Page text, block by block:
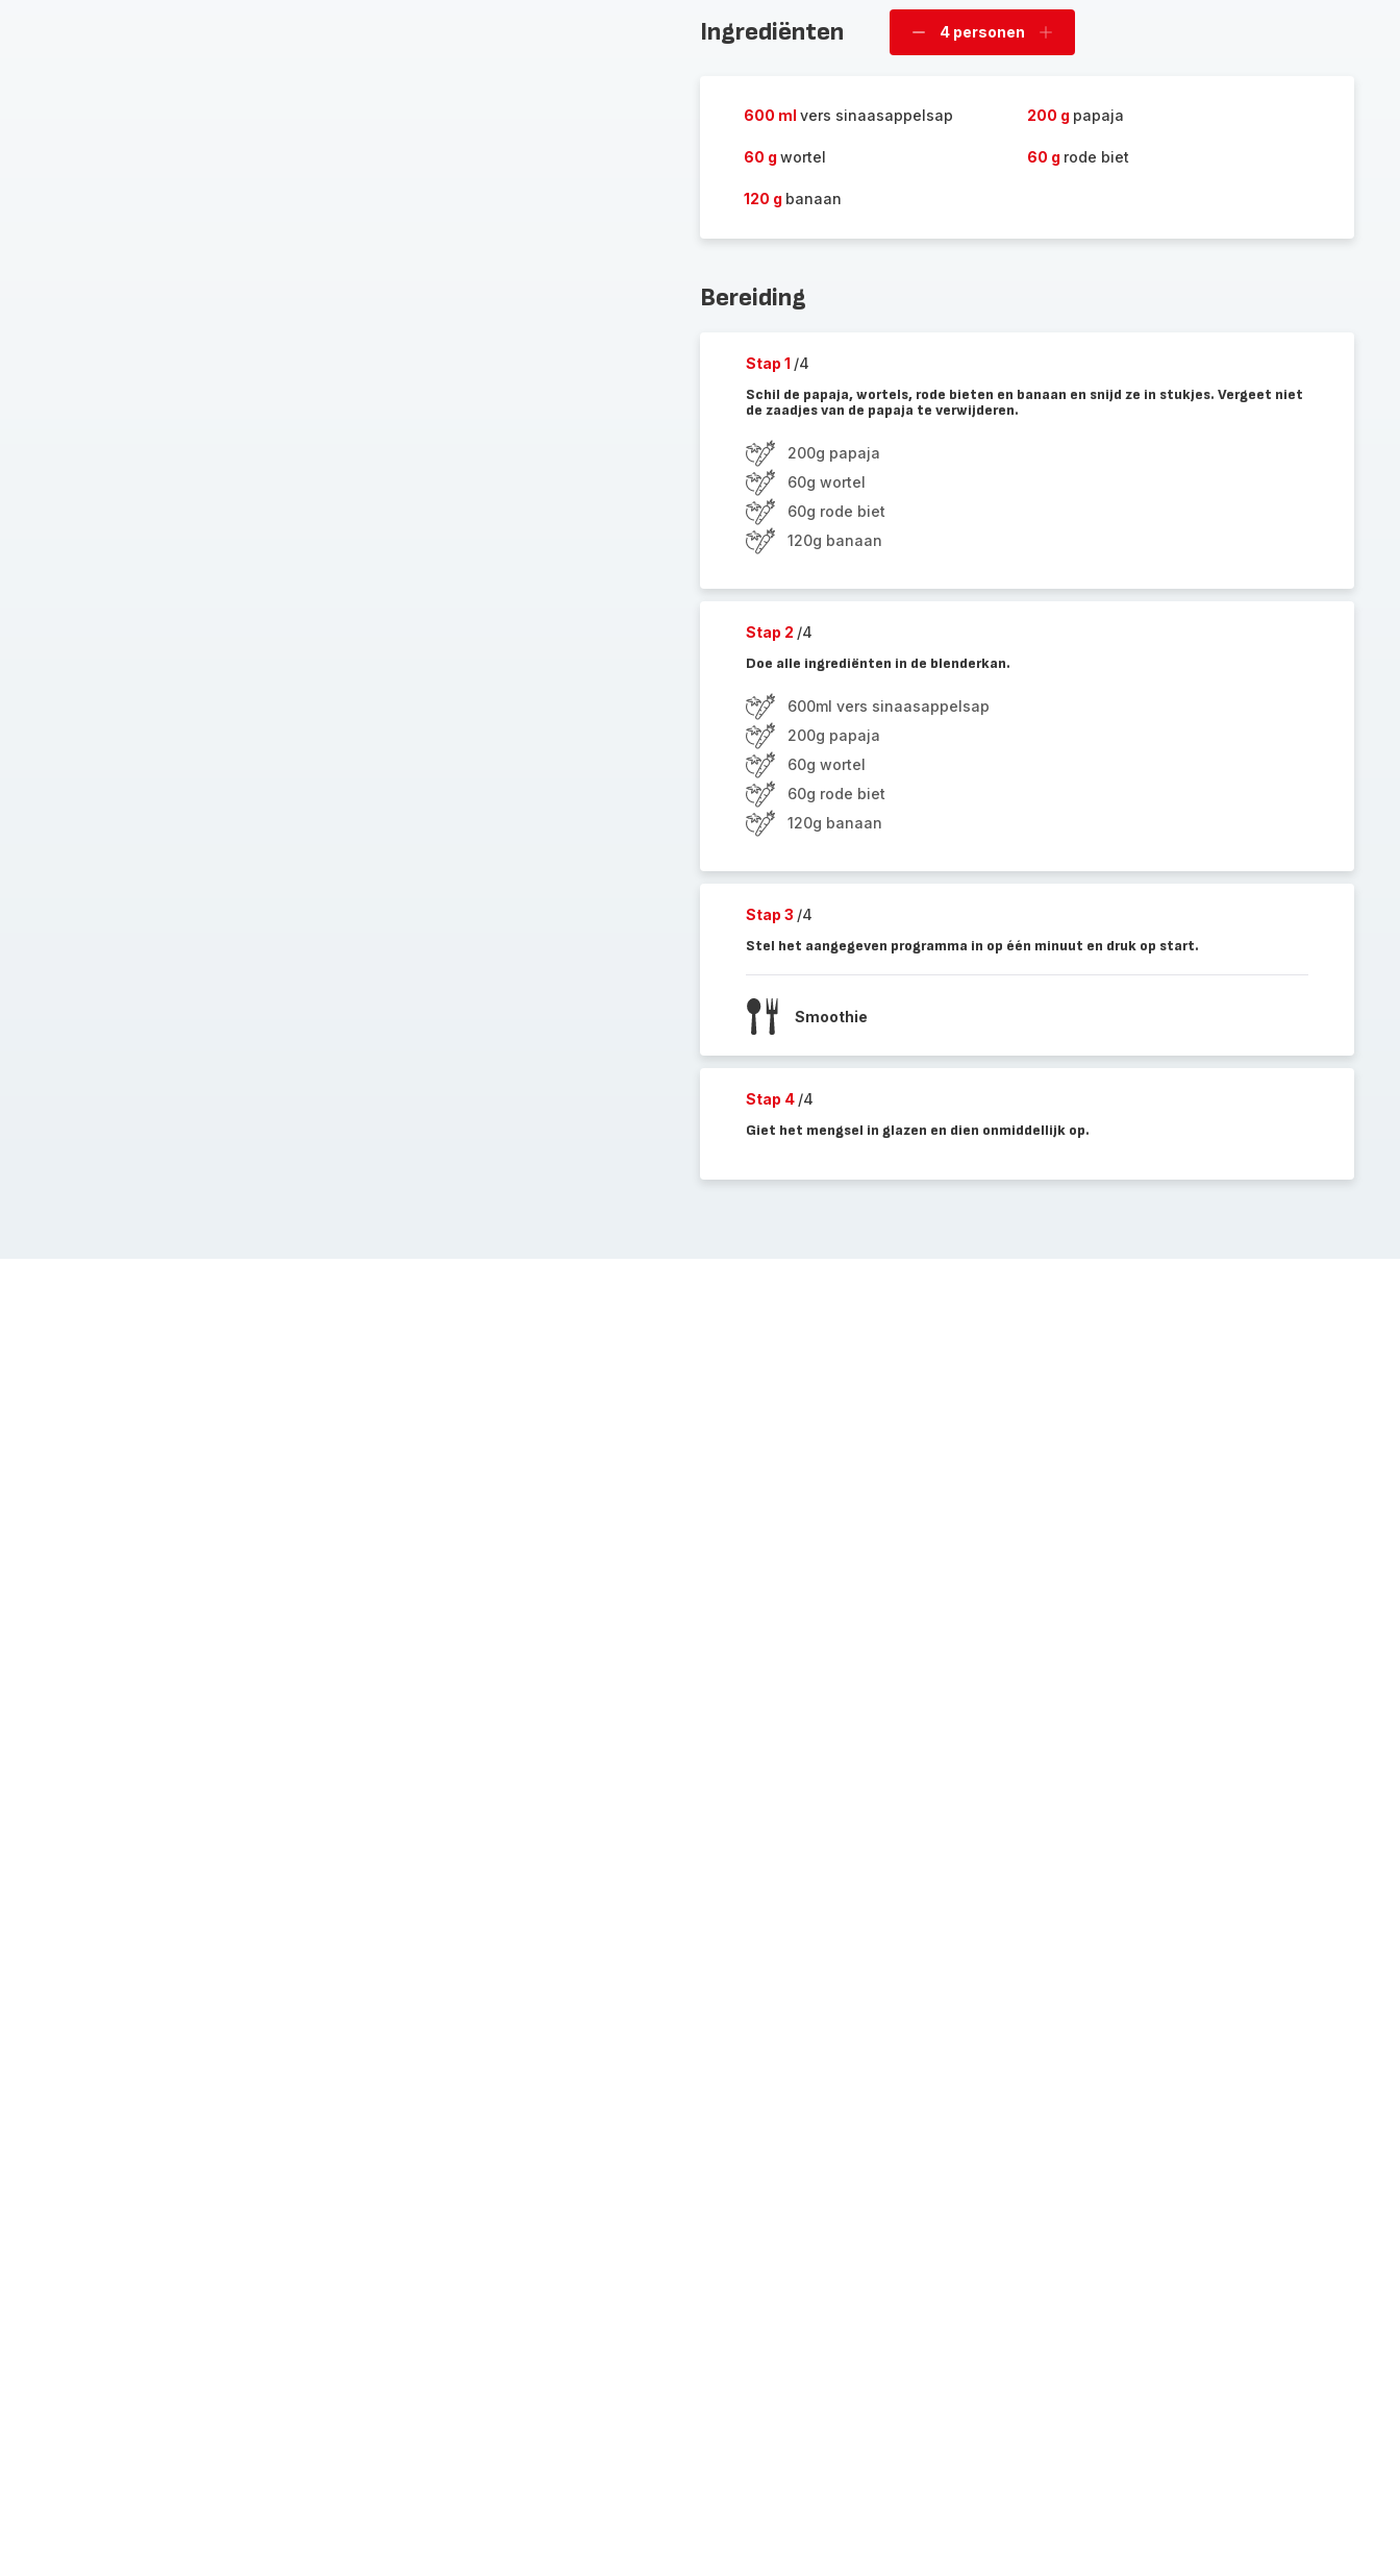
Ingrediënten
Verwijder
4 personen
Voeg
600 ml vers sinaasappelsap 200 g papaja
60 g wortel 60 g rode biet
120 g banaan
Bereiding
Stap 1 /4
Schil de papaja, wortels, rode bieten en banaan en snijd ze in stukjes. Vergeet niet
de zaadjes van de papaja te verwijderen.
200g papaja
60g wortel
60g rode biet
120g banaan
Stap 2 /4
Doe alle ingrediënten in de blenderkan.
600ml vers sinaasappelsap
200g papaja
60g wortel
60g rode biet
120g banaan
Stap 3 /4
Stel het aangegeven programma in op één minuut en druk op start.
Smoothie
Stap 4 /4
Giet het mengsel in glazen en dien onmiddellijk op.